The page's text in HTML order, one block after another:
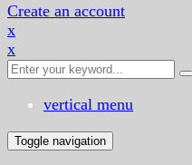
Create an account
x
x
vertical menu
Toggle navigation